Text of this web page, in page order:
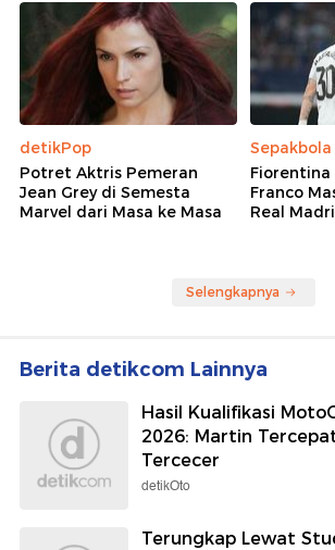
detikPop
Potret Aktris Pemeran
Jean Grey di Semesta
Marvel dari Masa ke Masa
Sepakbola
Fiorentina
Franco
Real
Selengkapnya
Berita detikcom Lainnya
Hasil Kualifikasi
2026: Martin
Tercecer
detikOto
Terungkap Lewat